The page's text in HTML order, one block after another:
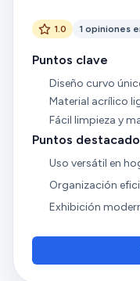
1.0 1 opiniones
Puntos clave
Diseño curvo
Material acrílico
Fácil limpieza y
Puntos
Uso versátil en
Organización
Exhibición